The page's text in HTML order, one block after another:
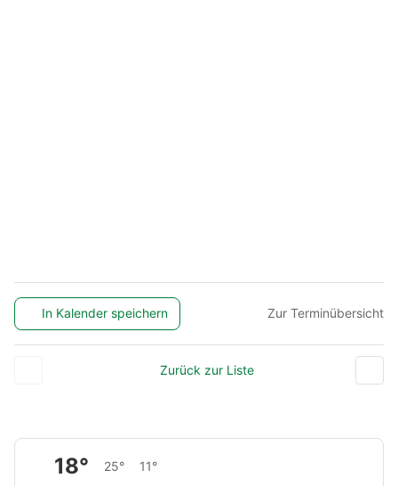
In Kalender speichern Zur Terminübersicht
Zurück zur Liste
18° 25° 11°